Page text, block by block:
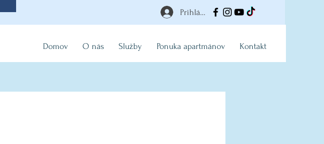
Prihlásiť
Domov O nás Služby Ponuka apartmánov Kontakt